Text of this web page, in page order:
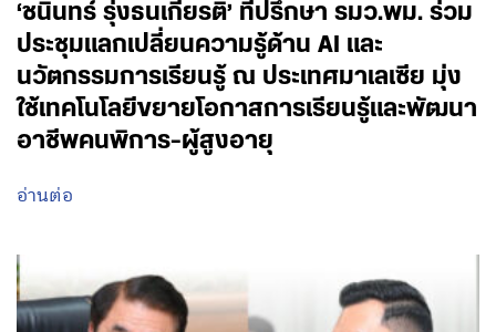
‘ชนินทร์ รุ่งธนเกียรติ’ ที่ปรึกษา รมว.พม. ร่วม
ประชุมแลกเปลี่ยนความรู้ด้าน AI และ
นวัตกรรมการเรียนรู้ ณ ประเทศมาเลเซีย มุ่ง
ใช้เทคโนโลยีขยายโอกาสการเรียนรู้และพัฒนา
อาชีพคนพิการ-ผู้สูงอายุ
อ่านต่อ